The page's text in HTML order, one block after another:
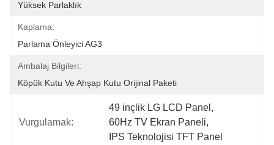
Yüksek Parlaklık
Kaplama:
Parlama Önleyici AG3
Ambalaj Bilgileri:
Köpük Kutu Ve Ahşap Kutu Orijinal Paketi
Vurgulamak:
49 inçlik LG LCD Panel ,
60Hz TV Ekran Paneli,
IPS Teknolojisi TFT Panel